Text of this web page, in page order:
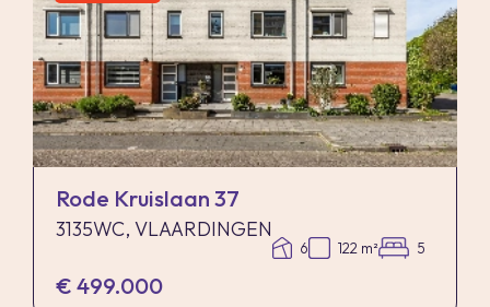
Rode Kruislaan 37
3135WC, VLAARDINGEN
6 122 m² 5
€ 499.000